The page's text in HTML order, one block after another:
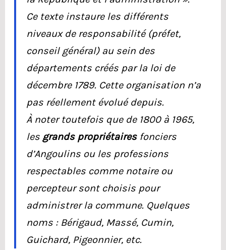
Ce texte instaure les différents
niveaux de responsabilité (préfet,
conseil général) au sein des
départements créés par la loi de
décembre 1789. Cette organisation n’a
pas réellement évolué depuis.
À noter toutefois que de 1800 à 1965,
les grands propriétairesfonciers
d’Angoulins ou les professions
respectables comme notaire ou
percepteur sont choisis pour
administrer la commune. Quelques
noms : Bérigaud, Massé, Cumin,
Guichard, Pigeonnier, etc.